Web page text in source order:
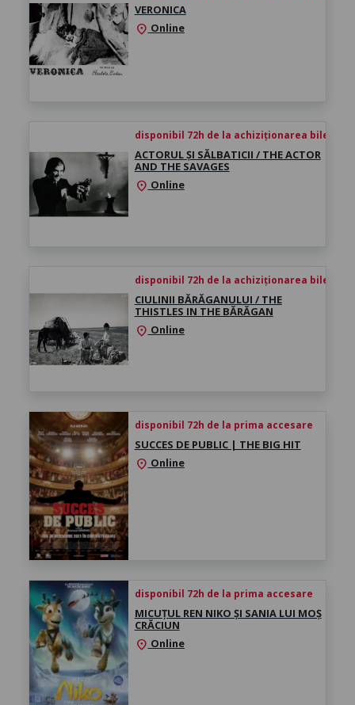
VERONICA
location_on Online
disponibil 72h de la achiziționarea biletului
ACTORUL ȘI SĂLBATICII / THE ACTOR
AND THE SAVAGES
location_on Online
disponibil 72h de la achiziționarea biletului
CIULINII BĂRĂGANULUI / THE
THISTLES IN THE BĂRĂGAN
location_on Online
disponibil 72h de la prima accesare
SUCCES DE PUBLIC | THE BIG HIT
location_on Online
disponibil 72h de la prima accesare
MICUȚUL REN NIKO ȘI SANIA LUI MOȘ
CRĂCIUN
location_on Online